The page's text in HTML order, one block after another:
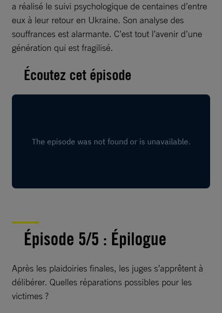
a réalisé le suivi psychologique de centaines d’entre
eux à leur retour en Ukraine. Son analyse des
souffrances est alarmante. C’est tout l’avenir d’une
génération qui est fragilisé.
Écoutez cet épisode
Épisode 5/5 : Épilogue
Après les plaidoiries finales, les juges s’apprêtent à
délibérer. Quelles réparations possibles pour les
victimes ?